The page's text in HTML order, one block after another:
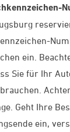
ein.
Sie für Ihr
brauchen.
Geht Ihre
ein,